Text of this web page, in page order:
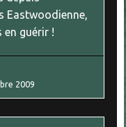
Eastwoodienne,
en guérir !
2009